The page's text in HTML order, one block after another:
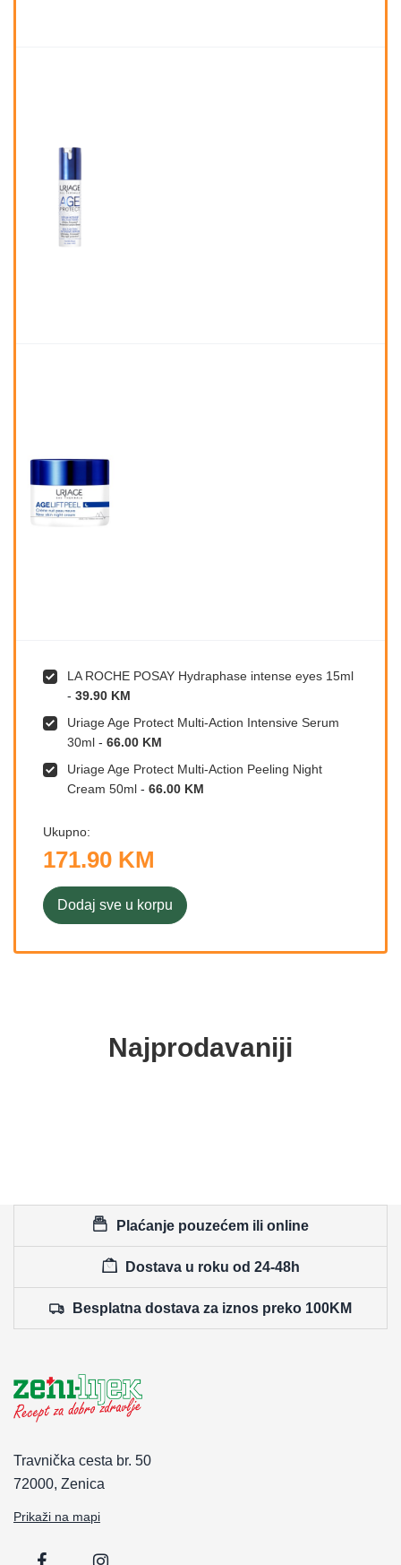
LA ROCHE POSAY Hydraphase intense eyes 15ml
- 39.90 KM
Uriage Age Protect Multi-Action Intensive Serum
30ml - 66.00 KM
Uriage Age Protect Multi-Action Peeling Night
Cream 50ml - 66.00 KM
Ukupno:
171.90 KM
Dodaj sve u korpu
Najprodavaniji
Plaćanje pouzećem ili online
Dostava u roku od 24-48h
Besplatna dostava za iznos preko 100KM
Travnička cesta br. 50
72000, Zenica
Prikaži na mapi